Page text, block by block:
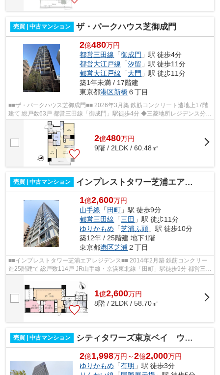
売買 | 中古マンション ザ・パークハウス芝御成門
2億480万円
都営三田線 「御成門 」駅 徒歩4分
都営大江戸線 「汐留 」駅 徒歩11分
都営大江戸線 「大門 」駅 徒歩11分
築1年未満 / 17階建
東京都港区新橋６丁目
■■ザ・パークハウス芝御成門■■ 2026年3月築 鉄筋コンクリート造地上17階
建て 総戸数63戸 都営三田線「御成門」駅徒歩4分 ◆三菱地所レジデンス分譲
◆個別宅配ボックス設置 ◆プライバ...
2億480万円
9階 / 2LDK / 60.48㎡
売買 | 中古マンション インプレストタワー芝浦エアレジデンス
1億2,600万円
山手線 「 田町 」駅 徒歩9分
都営三田線 「三田 」駅 徒歩11分
ゆりかもめ 「芝浦ふ頭 」駅 徒歩10分
築12年 / 25階建 地下1階
東京都港区芝浦 ２丁目
■■インプレストタワー芝浦エアレジデンス■■ 2014年2月築 鉄筋コンクリー
造25階建て 総戸数114戸 JR山手線・京浜東北線「田町」駅徒歩9分 都営三田
1億2,600万円
8階 / 2LDK / 58.70㎡
売買 | 中古マンション シティタワーズ東京ベイ ウエストタワー
2億1,998万円～2億2,000万円
ゆりかもめ 「有明 」駅 徒歩3分